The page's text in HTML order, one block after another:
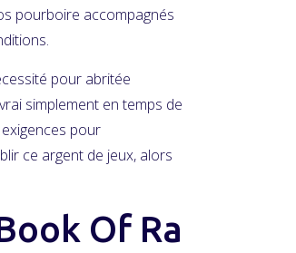
pourboire accompagnés
pour abritée
simplement en temps de
pour
ce argent de jeux, alors
Of Ra